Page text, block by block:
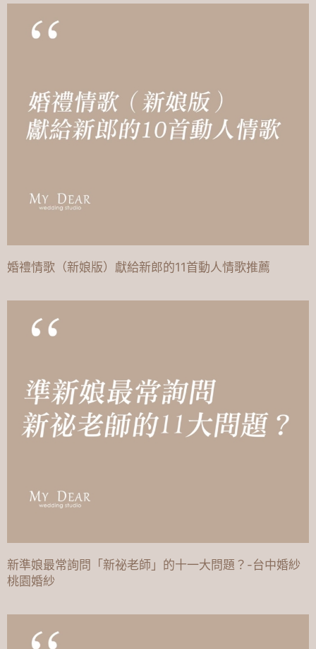
婚禮情歌（新娘版）獻給新郎的11首動人情歌推薦
新準娘最常詢問「新祕老師」的十一大問題？-台中婚紗
桃園婚紗